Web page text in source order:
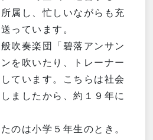
属し、忙しいながらも充
っています。
吹奏楽団「碧落アンサン
を吹いたり、トレーナー
ています。こちらは社会
ましたから、約１９年に
のは小学５年生のとき。